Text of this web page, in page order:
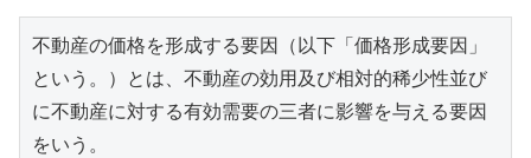
不動産の価格を形成する要因（以下「価格形成要因」
という。）とは、不動産の効用及び相対的稀少性並び
に不動産に対する有効需要の三者に影響を与える要因
をいう。